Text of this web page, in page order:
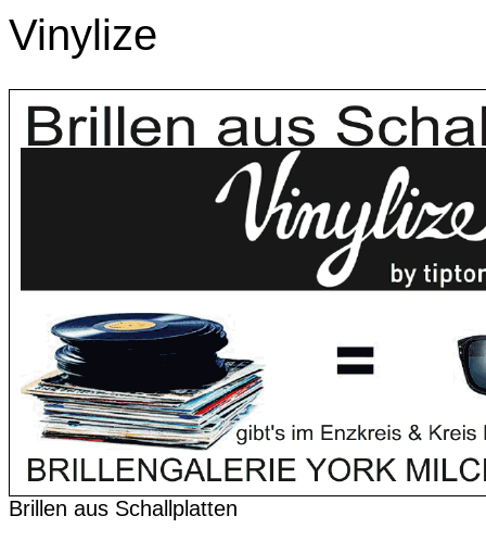
Vinylize
Brillen aus Schallplatten